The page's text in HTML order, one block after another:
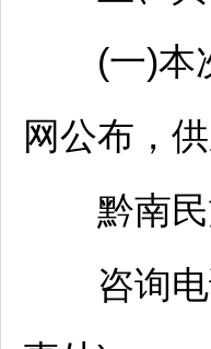
(一)本次
网公布，
黔南
咨询电